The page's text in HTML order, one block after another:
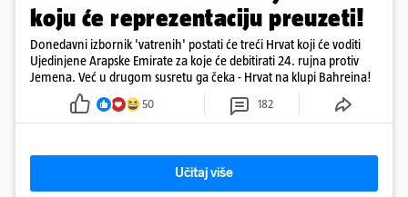
koju će reprezentaciju preuzeti!
Donedavni izbornik 'vatrenih' postati će treći Hrvat koji će voditi
Ujedinjene Arapske Emirate za koje će debitirati 24. rujna protiv
Jemena. Već u drugom susretu ga čeka - Hrvat na klupi Bahreina!
50 182
Učitaj više